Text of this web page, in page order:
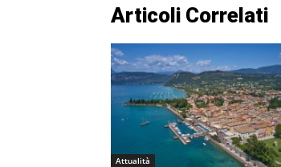
Articoli Correlati
Attualità